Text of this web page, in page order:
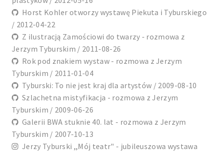
Horst Kohler otworzy wystawę Piekuta i Tyburskiego
/ 2012-04-22
Z ilustracją Zamościowi do twarzy - rozmowa z
Jerzym Tyburskim / 2011-08-26
Rok pod znakiem wystaw - rozmowa z Jerzym
Tyburskim / 2011-01-04
Tyburski: To nie jest kraj dla artystów / 2009-08-10
Szlachetna mistyfikacja - rozmowa z Jerzym
Tyburskim / 2009-06-26
Galerii BWA stuknie 40. lat - rozmowa z Jerzym
Tyburskim / 2007-10-13
Jerzy Tyburski ,,Mój teatr" - jubileuszowa wystawa